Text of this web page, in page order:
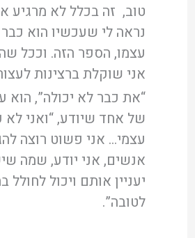
טוב, זה בכלל לא מרגיע
נראה לי שעכשיו הוא
עצמו, הספר הזה. וככל
אני שוקלת ברצינות
“את כבר לא יכולה”, הוא
של אחד שיודע, “ואני
עצמי… אני פשוט רוצה
אנשים, אני יודע, שמה
יעניין אותם ויכול לחולל
לטובה”.